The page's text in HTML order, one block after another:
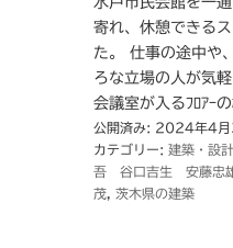
寄れ、休憩できる
た。 仕事の途中や
ろな立場の人が気
会議室が入るﾌﾛｱｰ
公開済み: 2024年4
カテゴリー: 建築・設
吾 谷口吉生 安藤忠
茂
茨木県の建築